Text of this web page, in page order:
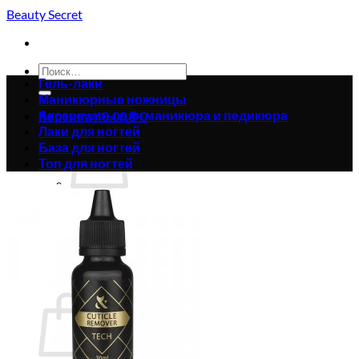
Skip
content
Beauty Secret
Искать:
Корзина /0.00₴0
Корзина пуста.
Вернуться в магазин
Корзина
Гель-лаки
Маникюрные ножницы
Аксессуары для маникюра и педикюра
Лаки для ногтей
База для ногтей
Топ для ногтей